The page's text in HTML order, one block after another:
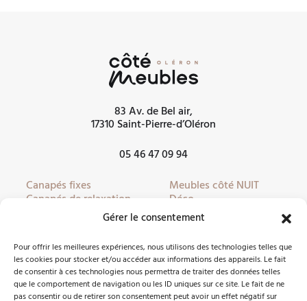
Gérer le consentement
Pour offrir les meilleures expériences, nous utilisons des technologies telles que
les cookies pour stocker et/ou accéder aux informations des appareils. Le fait
de consentir à ces technologies nous permettra de traiter des données telles
que le comportement de navigation ou les ID uniques sur ce site. Le fait de ne
pas consentir ou de retirer son consentement peut avoir un effet négatif sur
83 Av. de Bel air,
17310 Saint-Pierre-d’Oléron
05 46 47 09 94
Canapés fixes
Canapés de relaxation
Canapés convertibles
Meubles côté JOUR
Meubles côté NUIT
Déco
Literie
Partenaires